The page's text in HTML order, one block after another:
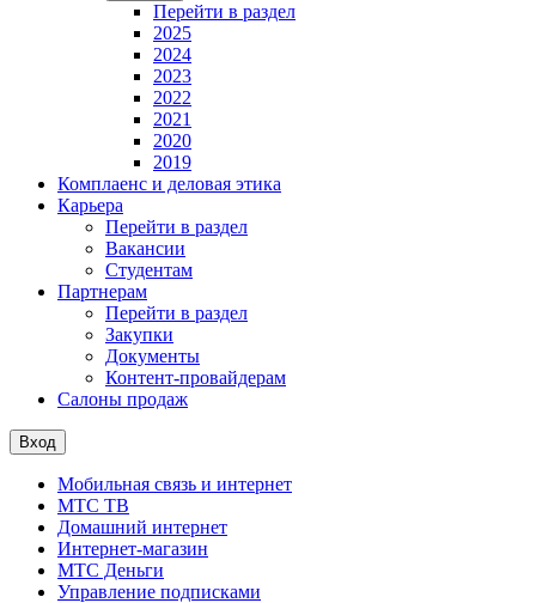
Перейти в раздел
2025
2024
2023
2022
2021
2020
2019
Комплаенс и деловая этика
Карьера
Перейти в раздел
Вакансии
Студентам
Партнерам
Перейти в раздел
Закупки
Документы
Контент-провайдерам
Салоны продаж
Вход
Мобильная связь и интернет
МТС ТВ
Домашний интернет
Интернет-магазин
МТС Деньги
Управление подписками